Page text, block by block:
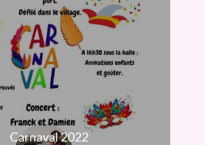
Carnaval 2022